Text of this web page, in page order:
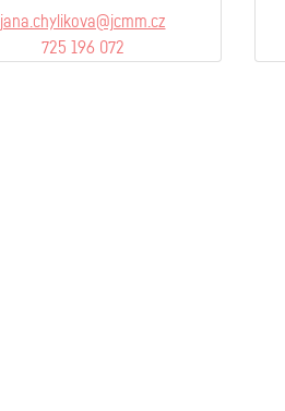
jana.chylikova@jcmm.cz
725 196 072